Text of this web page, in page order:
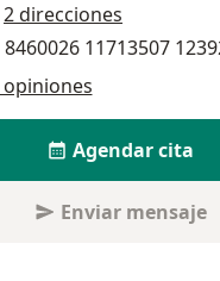
2 direcciones
11713507
opiniones
Agendar cita
Enviar mensaje